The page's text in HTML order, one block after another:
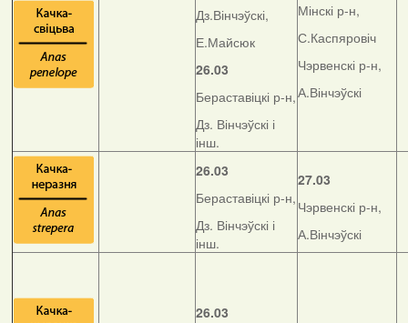
Дз.Вінчэўскі,
Е.Майсюк
26.03
Бераставіцкі р-н,
Дз. Вінчэўскі і
інш.
Мінскі р-н,
С.Каспяровіч
Чэрвенскі р-н,
А.Вінчэўскі
26.03
Бераставіцкі р-н,
Дз. Вінчэўскі і
інш.
27.03
Чэрвенскі р-н,
А.Вінчэўскі
26.03